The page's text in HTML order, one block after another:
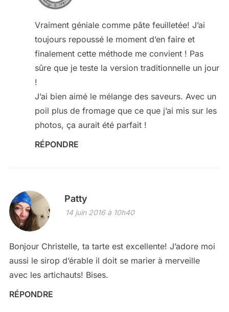
Vraiment géniale comme pâte feuilletée! J’ai
toujours repoussé le moment d’en faire et
finalement cette méthode me convient ! Pas
sûre que je teste la version traditionnelle un jour
!
J’ai bien aimé le mélange des saveurs. Avec un
poil plus de fromage que ce que j’ai mis sur les
photos, ça aurait été parfait !
RÉPONDRE
Patty
14 juin 2016 à 10h40
Bonjour Christelle, ta tarte est excellente! J’adore moi
aussi le sirop d’érable il doit se marier à merveille
avec les artichauts! Bises.
RÉPONDRE